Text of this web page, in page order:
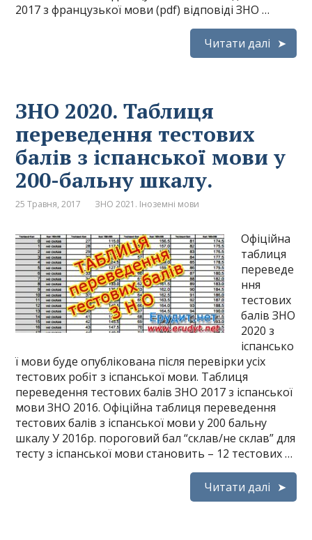
2017 з французької мови (pdf) відповіді ЗНО …
Читати далі
ЗНО 2020. Таблиця
переведення тестових
балів з іспанської мови у
200-бальну шкалу.
25 Травня, 2017 ЗНО 2021. Іноземні мови
Офіційна
таблиця
переведе
ння
тестових
балів ЗНО
2020 з
іспансько
ї мови буде опублікована після перевірки усіх
тестових робіт з іспанської мови. Таблиця
переведення тестових балів ЗНО 2017 з іспанської
мови ЗНО 2016. Офіційна таблиця переведення
тестових балів з іспанської мови у 200 бальну
шкалу У 2016р. пороговий бал “склав/не склав” для
тесту з іспанської мови становить – 12 тестових …
Читати далі